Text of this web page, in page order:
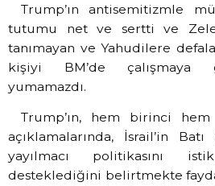
Trump’ın antisemitizmle
tutumu net ve sertti ve
tanımayan ve Yahudilere
kişiyi BM’de çalışmaya
yumamazdı.
Trump’ın, hem birinci
açıklamalarında, İsrail’in
yayılmacı politikasını
desteklediğini belirtmekte